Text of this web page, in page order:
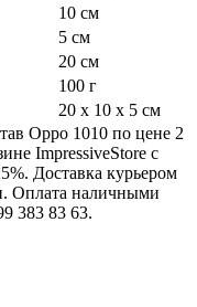
10 см
5 см
20 см
100 г
20 x 10 x 5 см
Oppo 1010 по цене 2
ImpressiveStore с
Доставка курьером
Оплата наличными
383 83 63.